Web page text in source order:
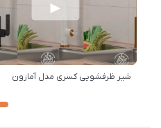
شیر ظرفشویی کسری مدل آمازون